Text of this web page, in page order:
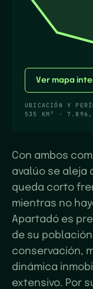
Ver mapa
UBICACIÓN Y
535 KM²
·7.896 ,
Con ambos
avalúo se aleja
queda corto
mientras no
Apartadó es
de su
conservación,
dinámica
extensivo. Por